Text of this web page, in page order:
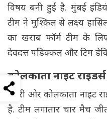
विषय बनी हुई है. मुंबई
टीम ने मुश्किल से लक्ष्य
का खराब फॉर्म टीम के
देवदत्त पडिक्कल और टिम
कोलकाता नाइट
दूसरी ओर कोलकाता नाइट
है. टीम लगातार चार मैच